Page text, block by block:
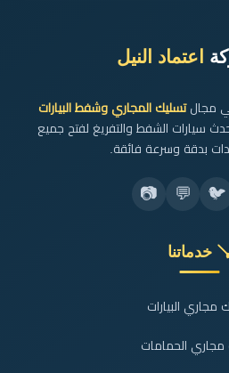
اعتماد النيل
في مجالتسليك المجاري وشفط البيارات
سيارات الشفط والتفريغ لفتح جميع
بدقة وسرعة فائقة.
🐦
💬
📷
مجاري البيارات
مجاري الحمامات